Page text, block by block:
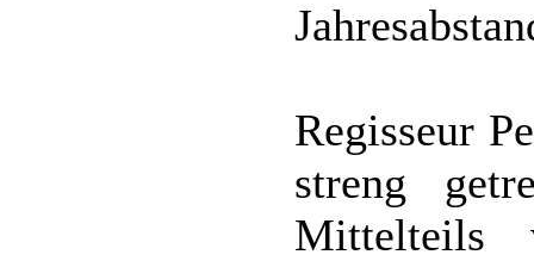
Regisseur
streng
Mittelteils